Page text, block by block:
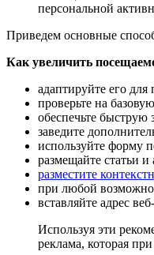
персональной
Приведем основные
Как увеличить
адаптируйте его
проверьте на
обеспечьте быструю
заведите
используйте форму
размещайте статьи
разместите
при любой
вставляйте адрес
Используя эти
реклама, которая